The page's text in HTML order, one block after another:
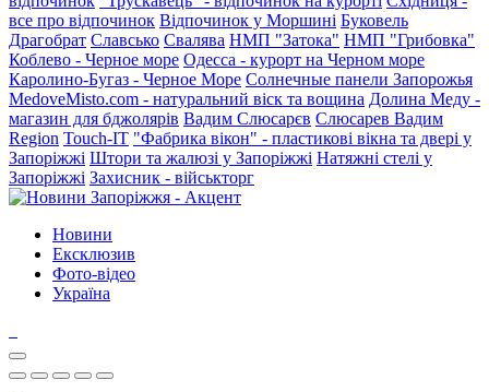
все про відпочинок Відпочинок у Моршині Буковель
Драгобрат Славсько Свалява НМП "Затока" НМП "Грибовка"
Коблево - Черное море Одесса - курорт на Черном море
Каролино-Бугаз - Черное Море Солнечные панели Запорожья
MedoveMisto.com - натуральний віск та вощина Долина Меду -
магазин для бджолярів Вадим Слюсарєв Слюсарев Вадим
Region Touch-IT "Фабрика вікон" - пластикові вікна та двері у
Запоріжжі Штори та жалюзі у Запоріжжі Натяжні стелі у
Запоріжжі Захисник - військторг
Новини
Ексклюзив
Фото-відео
Україна